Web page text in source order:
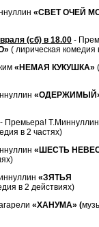
«СВЕТ ОЧЕЙ
(сб) в 18.00 -
( лирическая комедия
«НЕМАЯ КУКУШКА»
- Премьера!
в 2 частях)
«ШЕСТЬ
«ЗЯТЬЯ
в 2 действиях)
«ХАНУМА» (